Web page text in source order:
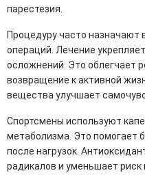
парестезия.
Процедуру часто назначают
операций. Лечение
осложнений. Это облегчает
возвращение к активной
вещества улучшает
Спортсмены используют
метаболизма. Это помогает
после нагрузок.
радикалов и уменьшает